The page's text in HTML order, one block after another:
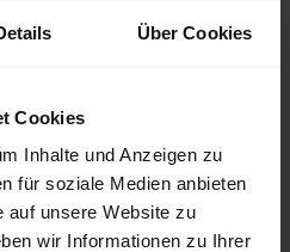
Über Cookies
Cookies
Inhalte und Anzeigen zu
für soziale Medien anbieten
auf unsere Website zu
wir Informationen zu Ihrer
Mai